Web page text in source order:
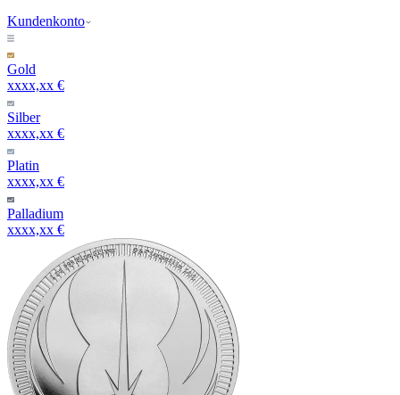
Kundenkonto
Gold
xxxx,xx €
Silber
xxxx,xx €
Platin
xxxx,xx €
Palladium
xxxx,xx €